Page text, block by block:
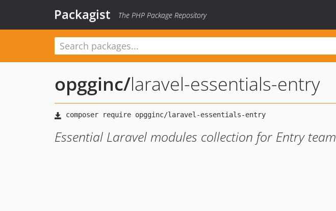
Packagist The PHP Package Repository
opgginc/laravel-essentials-entry
Essential Laravel modules collection for Entry team